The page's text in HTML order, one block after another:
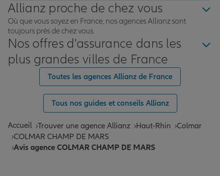
Allianz proche de chez vous
Où que vous soyez en France, nos agences Allianz sont
toujours près de chez vous.
Nos offres d'assurance dans les
plus grandes villes de France
Toutes les agences Allianz de France
Tous nos guides et conseils Allianz
Accueil Trouver une agence Allianz Haut-Rhin
Colmar
COLMAR CHAMP DE MARS
Avis agence COLMAR CHAMP DE MARS